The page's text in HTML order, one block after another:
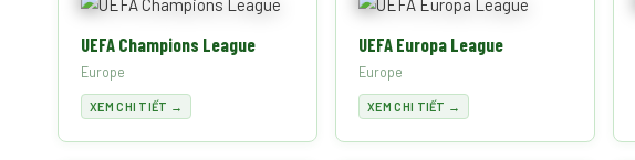
UEFA Champions League
Europe
XEM CHI TIẾT →
UEFA Europa League
Europe
XEM CHI TIẾT →